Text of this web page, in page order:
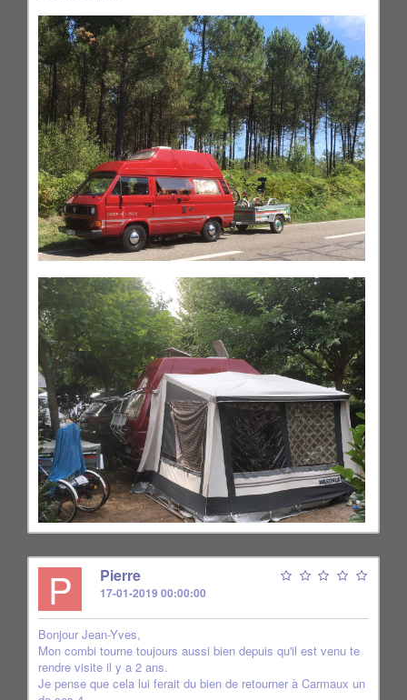
P Pierre
17-01-2019 00:00:00
Bonjour Jean-Yves,
Mon combi tourne toujours aussi bien depuis qu'il est venu te
rendre visite il y a 2 ans.
Je pense que cela lui ferait du bien de retourner à Carmaux un